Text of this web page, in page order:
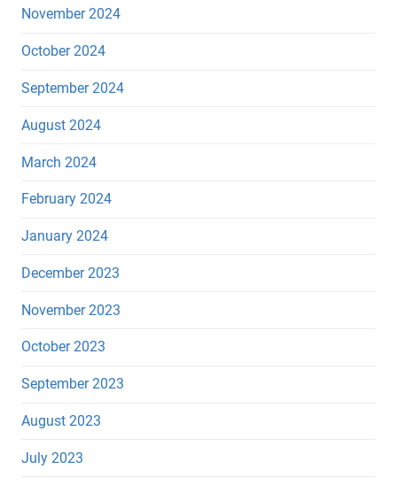
November 2024
October 2024
September 2024
August 2024
March 2024
February 2024
January 2024
December 2023
November 2023
October 2023
September 2023
August 2023
July 2023